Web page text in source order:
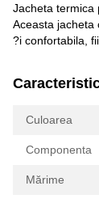
Jacheta termica
Aceasta jacheta
?i confortabila,
Culoarea
Componenta
Mărime